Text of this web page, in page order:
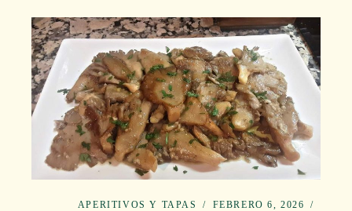
FEBRERO 6, 2026
APERITIVOS Y TAPAS